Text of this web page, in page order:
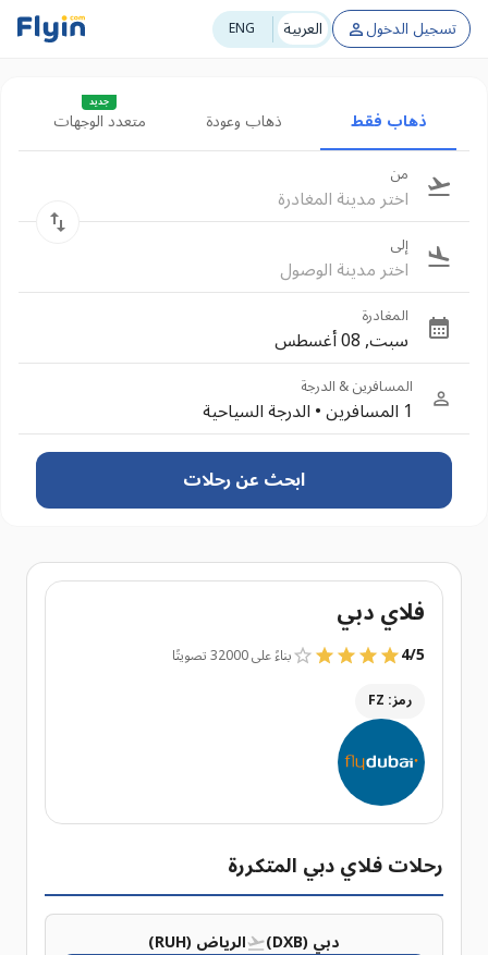
ENG العربية تسجيل الدخول
ذهاب فقط ذهاب وعودة متعدد الوجهات
جديد
من
اختر مدينة المغادرة
إلى
اختر مدينة الوصول
المغادرة
سبت, 08 أغسطس
المسافرين & الدرجة
1 المسافرين •الدرجة السياحية
ابحث عن رحلات
فلاي دبي
4/5
بناءً على 32000 تصويتًا
رمز: FZ
رحلات فلاي دبي المتكررة
دبي (DXB)
الرياض (RUH)